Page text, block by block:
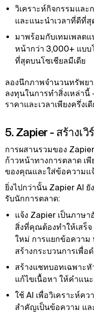
วิเคราะห์กิจกรรมแล
และแนะนําเวลาที่ดีที่
มาพร้อมกับเทมเพลตแ
หน้ากว่า 3,000+ แบ
ที่สุดบนโซเชียลมีเดีย
ลองนึกภาพจํานวนทรัพย
ลงทุนในการทําสิ่งเหล่านี้
ราคาและเวลาเพียงครึ่งเดี
5. Zapier - สร้างเ
การผสานรวมของ
ก้าวหน้าทางการตลาด เ
ของคุณและใส่ข้อความแ
ยิ่งไปกว่านั้น Zapier AI
รับนักการตลาด:
แจ้ง Zapier เป็นภาษา
สิ่งที่คุณต้องทําให้เสร็
ใหม่ การแยกข้อความ
สร้างกระบวนการเพื่
สร้างแชทบอทเฉพาะ
แก้ไขเนื้อหา ให้คําแ
ใช้ AI เพื่อวิเคราะห์ค
สําคัญเป็นข้อความ แล